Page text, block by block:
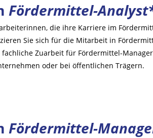
Fördermittel-
die ihre Karriere im
Sie sich für die Mitarbeit in
Zuarbeit für Fördermittel-
oder bei öffentlichen Trägern.
Fördermittel-